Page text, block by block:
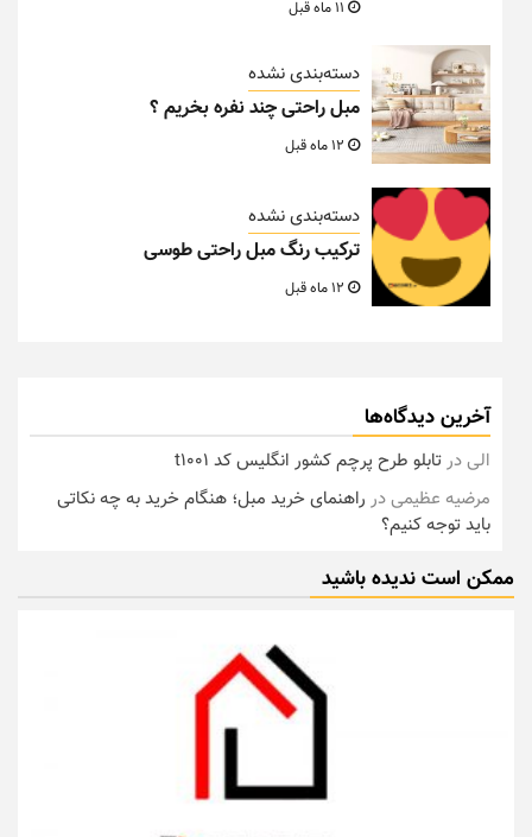
دسته‌بندی نشده
مبل راحتی چند نفره بخریم ؟
دسته‌بندی نشده
ترکیب رنگ مبل راحتی طوسی
آخرین دیدگاه‌ها
الیدر تابلو طرح پرچم کشور انگلیس کد t1001
مرضیه عظیمیدر راهنمای خرید مبل؛ هنگام خرید به چه نکاتی
باید توجه کنیم؟
ممکن است ندیده باشید